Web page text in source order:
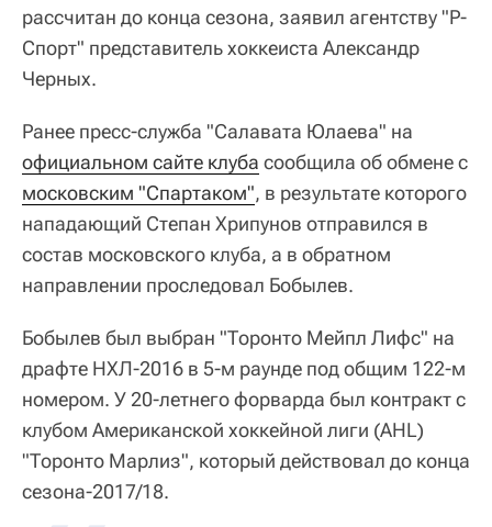
рассчитан до конца сезона, заявил агентству "Р-
Спорт" представитель хоккеиста Александр
Черных.
Ранее пресс-служба "Салавата Юлаева" на
официальном сайте клуба сообщила об обмене с
московским "Спартаком", в результате которого
нападающий Степан Хрипунов отправился в
состав московского клуба, а в обратном
направлении проследовал Бобылев.
Бобылев был выбран "Торонто Мейпл Лифс" на
драфте НХЛ-2016 в 5-м раунде под общим 122-м
номером. У 20-летнего форварда был контракт с
клубом Американской хоккейной лиги (AHL)
"Торонто Марлиз", который действовал до конца
сезона-2017/18.